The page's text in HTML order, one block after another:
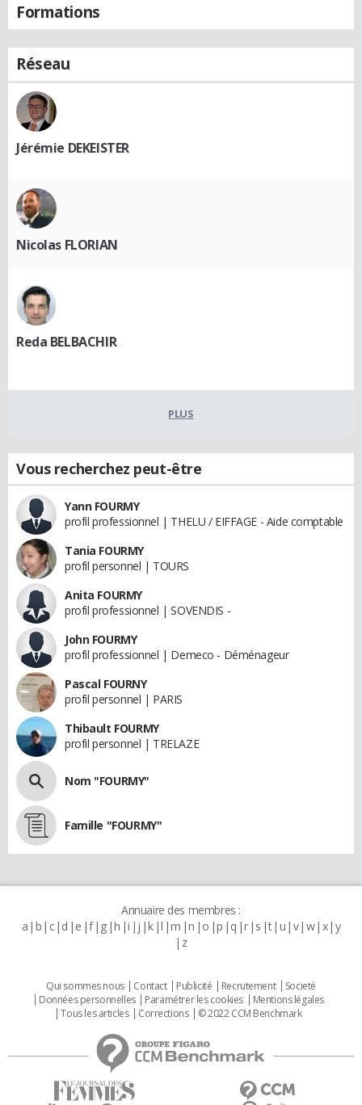
Formations
Réseau
Jérémie DEKEISTER
Nicolas FLORIAN
Reda BELBACHIR
PLUS
Vous recherchez peut-être
Yann FOURMY
profil professionnel | THELU / EIFFAGE - Aide comptable
Tania FOURMY
profil personnel | TOURS
Anita FOURMY
profil professionnel | SOVENDIS -
John FOURMY
profil professionnel | Demeco - Déménageur
Pascal FOURNY
profil personnel | PARIS
Thibault FOURMY
profil personnel | TRELAZE
Nom "FOURMY"
Famille "FOURMY"
Annuaire des membres :
a b c d e f g h i j k l m n o p q r s t u v w x y
z
Qui sommes nous Contact Publicité Recrutement
Societé
Données personnelles
Paramétrer les cookies
Mentions légales
Tous les articles
Corrections © 2022 CCM Benchmark